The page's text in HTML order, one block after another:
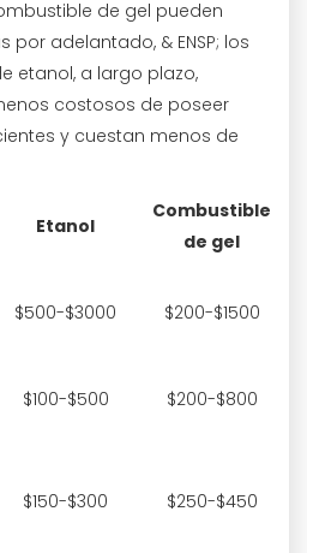
de gel pueden
adelantado, & ENSP; los
etanol, a largo plazo,
costosos de poseer
y cuestan menos de
Etanol
Combustible
de gel
$500-$3000 $200-$1500
$100-$500 $200-$800
$150-$300 $250-$450